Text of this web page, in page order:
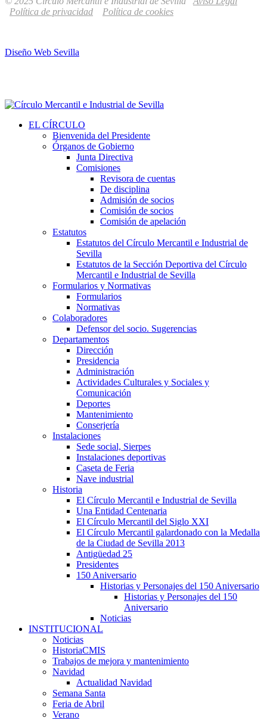
Política de privacidad
Política de cookies
Diseño Web Sevilla
EL CÍRCULO
Bienvenida del Presidente
Órganos de Gobierno
Junta Directiva
Comisiones
Revisora de cuentas
De disciplina
Admisión de socios
Comisión de socios
Comisión de apelación
Estatutos
Estatutos del Círculo Mercantil e Industrial de
Sevilla
Estatutos de la Sección Deportiva del Círculo
Mercantil e Industrial de Sevilla
Formularios y Normativas
Formularios
Normativas
Colaboradores
Defensor del socio. Sugerencias
Departamentos
Dirección
Presidencia
Administración
Actividades Culturales y Sociales y
Comunicación
Deportes
Mantenimiento
Conserjería
Instalaciones
Sede social, Sierpes
Instalaciones deportivas
Caseta de Feria
Nave industrial
Historia
El Círculo Mercantil e Industrial de Sevilla
Una Entidad Centenaria
El Círculo Mercantil del Siglo XXI
El Círculo Mercantil galardonado con la Medalla
de la Ciudad de Sevilla 2013
Antigüedad 25
Presidentes
150 Aniversario
Historias y Personajes del 150 Aniversario
Historias y Personajes del 150
Aniversario
Noticias
INSTITUCIONAL
Noticias
HistoriaCMIS
Trabajos de mejora y mantenimiento
Navidad
Actualidad Navidad
Semana Santa
Feria de Abril
Verano